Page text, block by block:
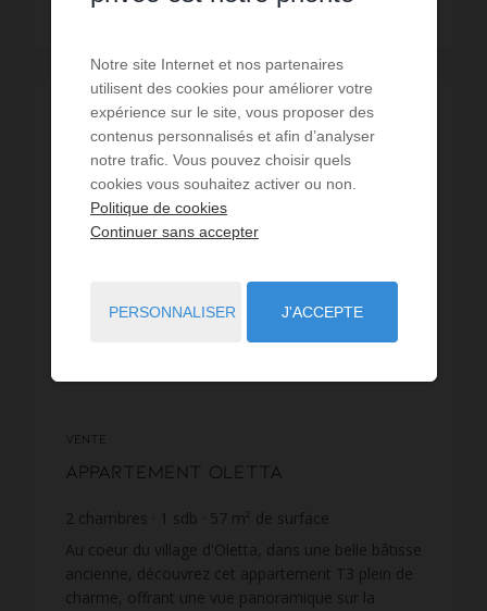
VENTE
Appartement Oletta
2 chambres 1 sdb 57 m² de surface
4 122,81 €
prix / m²
Au coeur du village d'Oletta, dans une belle bâtisse
ancienne, découvrez cet appartement T3 plein de
charme, offrant une vue panoramique sur la
Notre site Internet et nos partenaires
utilisent des cookies pour améliorer votre
expérience sur le site, vous proposer des
contenus personnalisés et afin d’analyser
notre trafic. Vous pouvez choisir quels
cookies vous souhaitez activer ou non.
Politique de cookies
Continuer sans accepter
PERSONNALISER J'ACCEPTE